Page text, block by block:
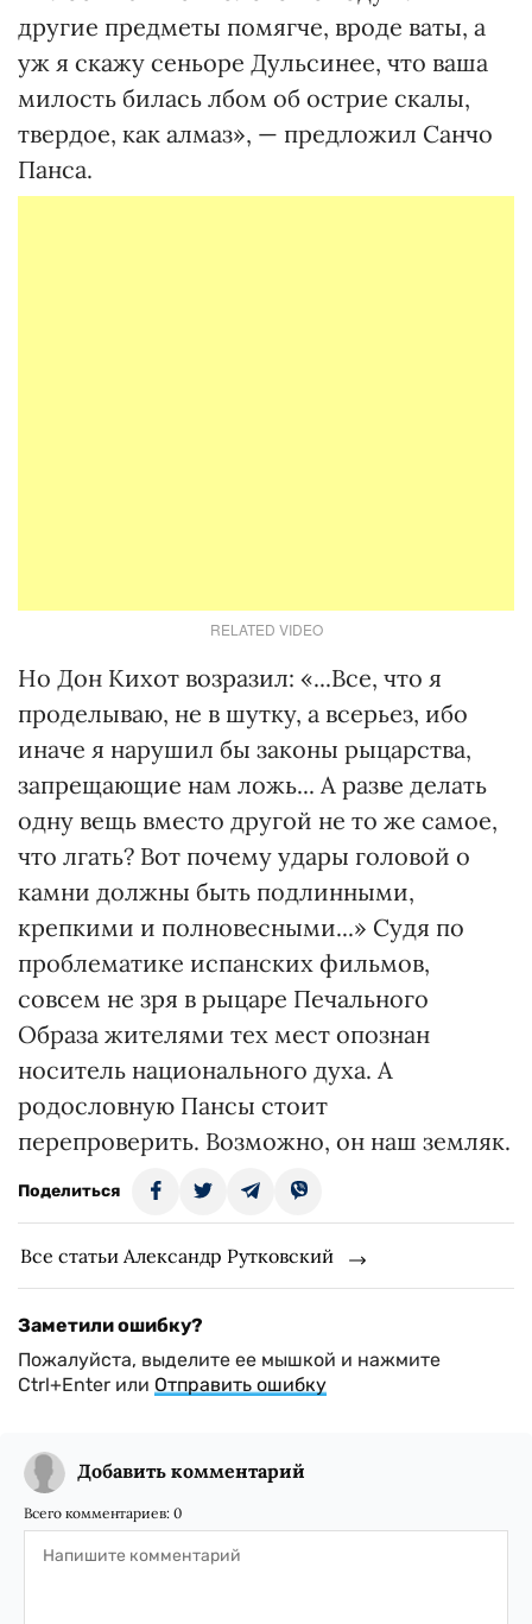
другие предметы помягче, вроде ваты, а
уж я скажу сеньоре Дульсинее, что ваша
милость билась лбом об острие скалы,
твердое, как алмаз», — предложил Санчо
Панса.
RELATED VIDEO
Но Дон Кихот возразил: «...Все, что я
проделываю, не в шутку, а всерьез, ибо
иначе я нарушил бы законы рыцарства,
запрещающие нам ложь... А разве делать
одну вещь вместо другой не то же самое,
что лгать? Вот почему удары головой о
камни должны быть подлинными,
крепкими и полновесными...» Судя по
проблематике испанских фильмов,
совсем не зря в рыцаре Печального
Образа жителями тех мест опознан
носитель национального духа. А
родословную Пансы стоит
перепроверить. Возможно, он наш земляк.
Поделиться
Все статьи Александр Рутковский
Заметили ошибку?
Пожалуйста, выделите ее мышкой и нажмите
Ctrl+Enter или Отправить ошибку
Добавить комментарий
Всего комментариев: 0